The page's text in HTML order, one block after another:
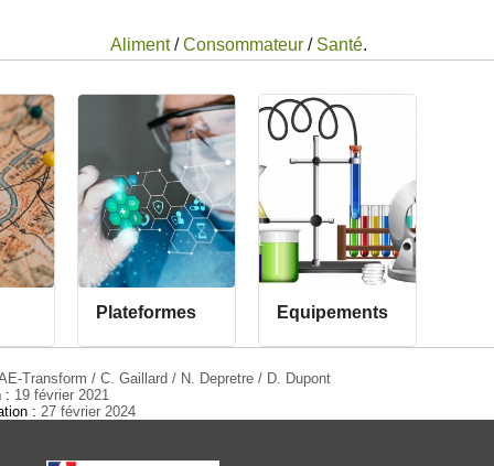
Aliment/Consommateur / Santé.
Plateformes Equipements
Transform / C. Gaillard / N. Depretre / D. Dupont
: 19 février 2021
:27 février 2024